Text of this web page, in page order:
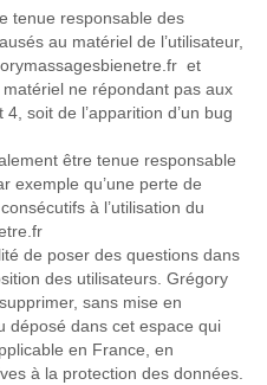
tenue responsable des
au matériel de l’utilisateur,
et
matériel ne répondant pas aux
soit de l’apparition d’un bug
être tenue responsable
exemple qu’une perte de
à l’utilisation du
.fr
de poser des questions dans
des utilisateurs. Grégory
sans mise en
déposé dans cet espace qui
en France, en
à la protection des données.